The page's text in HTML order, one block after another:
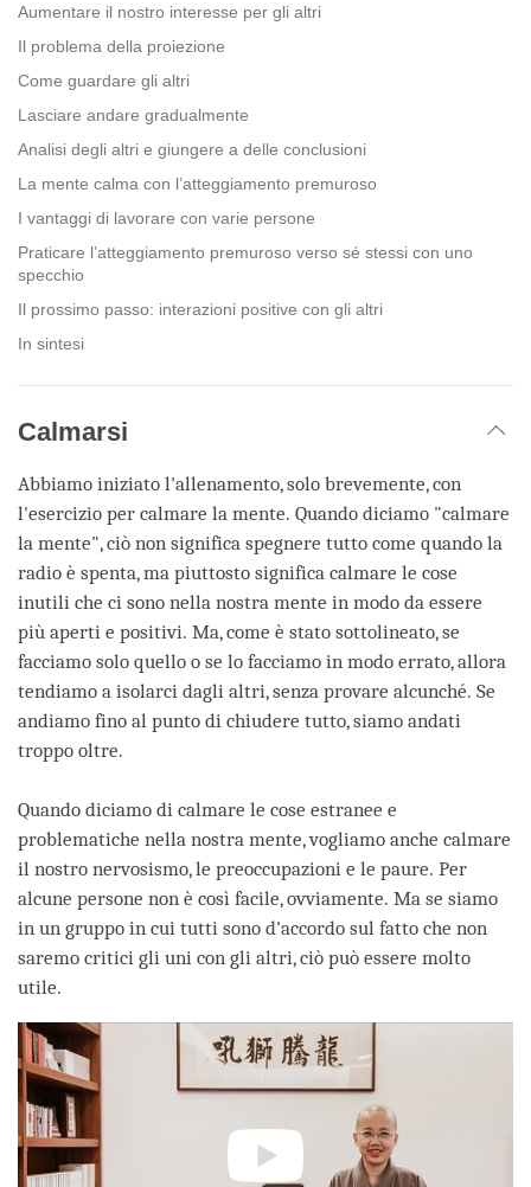
Aumentare il nostro interesse per gli altri
Il problema della proiezione
Come guardare gli altri
Lasciare andare gradualmente
Analisi degli altri e giungere a delle conclusioni
La mente calma con l’atteggiamento premuroso
I vantaggi di lavorare con varie persone
Praticare l’atteggiamento premuroso verso sé stessi con uno
specchio
Il prossimo passo: interazioni positive con gli altri
In sintesi
Calmarsi
Abbiamo iniziato l'allenamento, solo brevemente, con
l'esercizio per calmare la mente. Quando diciamo "calmare
la mente", ciò non significa spegnere tutto come quando la
radio è spenta, ma piuttosto significa calmare le cose
inutili che ci sono nella nostra mente in modo da essere
più aperti e positivi. Ma, come è stato sottolineato, se
facciamo solo quello o se lo facciamo in modo errato, allora
tendiamo a isolarci dagli altri, senza provare alcunché. Se
andiamo fino al punto di chiudere tutto, siamo andati
troppo oltre.
Quando diciamo di calmare le cose estranee e
problematiche nella nostra mente, vogliamo anche calmare
il nostro nervosismo, le preoccupazioni e le paure. Per
alcune persone non è così facile, ovviamente. Ma se siamo
in un gruppo in cui tutti sono d'accordo sul fatto che non
saremo critici gli uni con gli altri, ciò può essere molto
utile.